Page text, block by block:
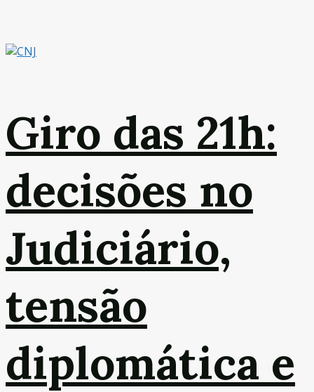
Giro das 21h:
decisões no
Judiciário,
tensão
diplomática e